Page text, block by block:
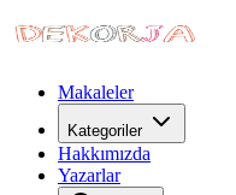
Makaleler
Kategoriler
Hakkımızda
Yazarlar